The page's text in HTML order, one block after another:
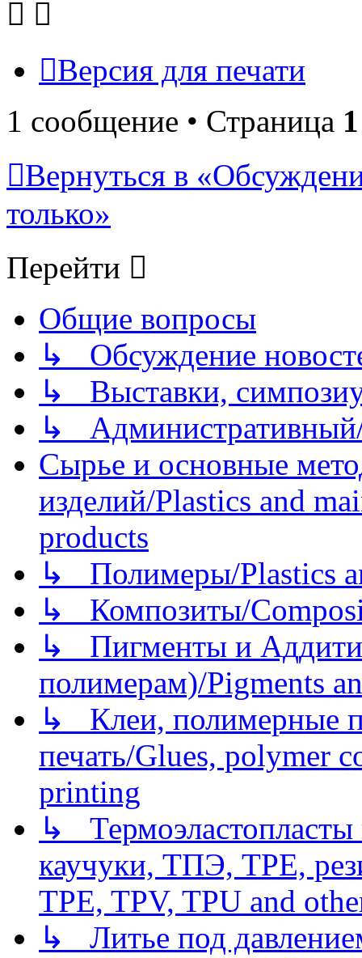
Версия для печати
1 сообщение • Страница 1
Вернуться в
только»
Перейти
Общие вопросы
↳ Обсуждение
↳ Выставки,
↳
Сырье и основные
изделий/Plastics and
products
↳ Полимеры/Plastics
↳ Композиты/
↳ Пигменты и
полимерам)/Pigments
↳ Клеи, полимерные
печать/Glues, polymer
printing
↳
каучуки, ТПЭ, TPE,
TPE, TPV, TPU and
↳ Литье под